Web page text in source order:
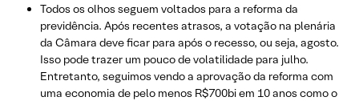
Todos os olhos seguem voltados para a reforma da
previdência. Após recentes atrasos, a votação na plenária
da Câmara deve ficar para após o recesso, ou seja, agosto.
Isso pode trazer um pouco de volatilidade para julho.
Entretanto, seguimos vendo a aprovação da reforma com
uma economia de pelo menos R$700bi em 10 anos como o